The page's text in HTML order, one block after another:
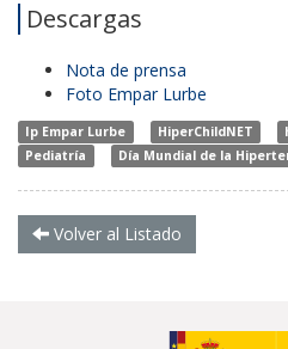
Descargas
Nota de prensa
Foto Empar Lurbe
Ip Empar Lurbe HiperChildNET
Pediatría
Día Mundial de la
Volver al Listado